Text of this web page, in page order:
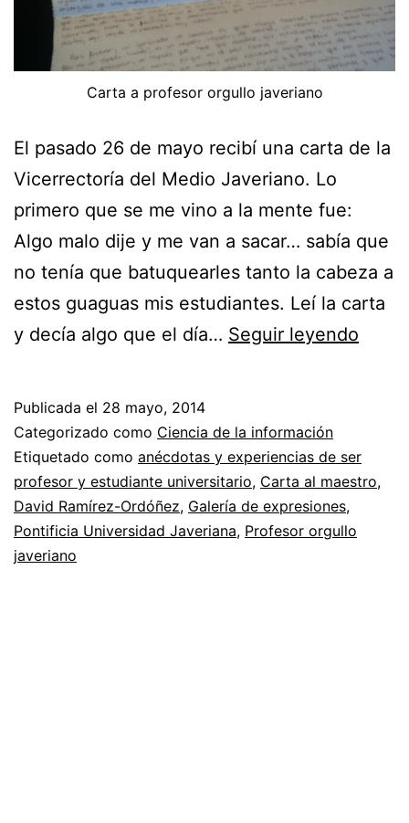
Carta a profesor orgullo javeriano
El pasado 26 de mayo recibí una carta de la
Vicerrectoría del Medio Javeriano. Lo
primero que se me vino a la mente fue:
Algo malo dije y me van a sacar… sabía que
no tenía que batuquearles tanto la cabeza a
estos guaguas mis estudiantes. Leí la carta
y decía algo que el día… Seguir leyendo
Publicada el 28 mayo, 2014
Categorizado como Ciencia de la información
Etiquetado como anécdotas y experiencias de ser
profesor y estudiante universitario, Carta al maestro,
David Ramírez-Ordóñez, Galería de expresiones,
Pontificia Universidad Javeriana, Profesor orgullo
javeriano